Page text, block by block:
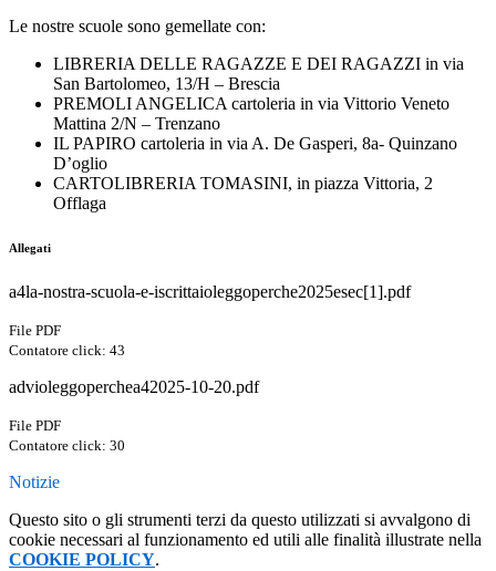
Le nostre scuole sono gemellate con:
LIBRERIA DELLE RAGAZZE E DEI RAGAZZI in via
San Bartolomeo, 13/H – Brescia
PREMOLI ANGELICA cartoleria in via Vittorio Veneto
Mattina 2/N – Trenzano
IL PAPIRO cartoleria in via A. De Gasperi, 8a- Quinzano
D’oglio
CARTOLIBRERIA TOMASINI, in piazza Vittoria, 2
Offlaga
Allegati
a4la-nostra-scuola-e-iscrittaioleggoperche2025esec[1].pdf
File PDF
Contatore click: 43
advioleggoperchea42025-10-20.pdf
File PDF
Contatore click: 30
Notizie
Questo sito o gli strumenti terzi da questo utilizzati si avvalgono di
cookie necessari al funzionamento ed utili alle finalità illustrate nella
COOKIE POLICY.